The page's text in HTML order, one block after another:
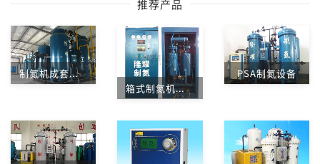
推荐产品
制氮机成套空分设备
箱式制氮机内部
PSA制氮设备